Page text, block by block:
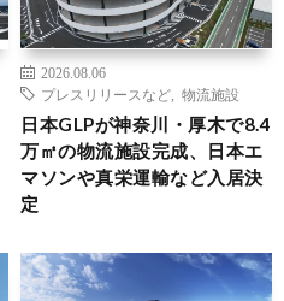
2026.08.06
プレスリリースなど
物流施設
日本GLPが神奈川・厚木で8.4
万㎡の物流施設完成、日本エ
マソンや真栄運輸など入居決
定